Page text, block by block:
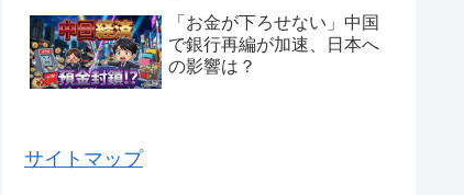
「お金が下ろせない」中国
で銀行再編が加速、日本へ
の影響は？
サイトマップ